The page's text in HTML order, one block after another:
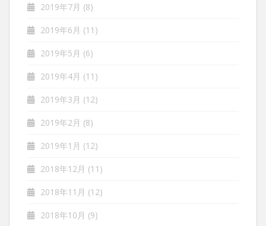
2019年7月 (8)
2019年6月 (11)
2019年5月 (6)
2019年4月 (11)
2019年3月 (12)
2019年2月 (8)
2019年1月 (12)
2018年12月 (11)
2018年11月 (12)
2018年10月 (9)